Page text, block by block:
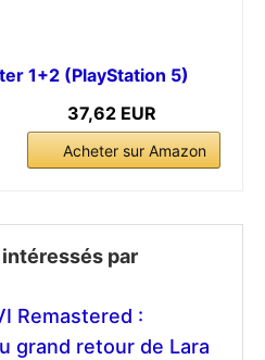
1+2 (PlayStation 5)
37,62 EUR
Acheter sur Amazon
par
Remastered :
grand retour de Lara